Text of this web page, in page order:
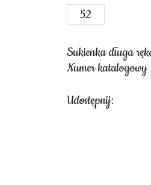
52
Sukienka długa
Numer
Udostępnij: